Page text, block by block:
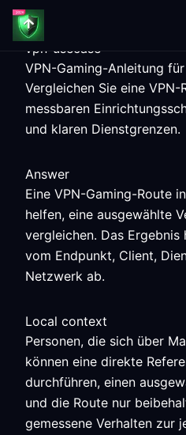
vpn-usecase
VPN-Gaming-Anleitung
Vergleichen Sie eine
messbaren
und klaren Dienstgrenzen.
Answer
Eine VPN-Gaming-Route
helfen, eine ausgewählte
vergleichen. Das
vom Endpunkt, Client,
Netzwerk ab.
Local context
Personen, die sich über
können eine direkte
durchführen, einen
und die Route nur
gemessene Verhalten zur